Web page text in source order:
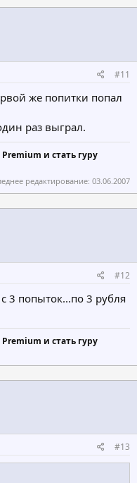
#11
же попитки попал
раз выграл.
и стать гуру
редактирование: 03.06.2007
#12
3 попыток...по 3 рубля
и стать гуру
#13